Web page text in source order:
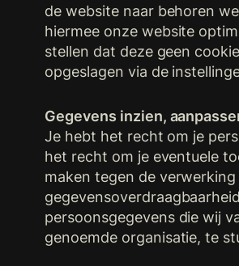
de website naar behoren
hiermee onze website
stellen dat deze geen
opgeslagen via de
Gegevens inzien,
Je hebt het recht om je
het recht om je eventuele
maken tegen de
persoonsgegevens die wij
genoemde organisatie, te